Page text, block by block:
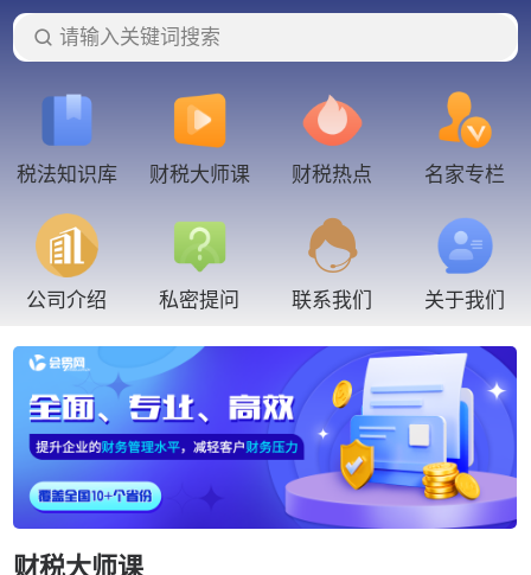
请输入关键词搜索
税法知识库 财税大师课 财税热点 名家专栏
公司介绍 私密提问 联系我们 关于我们
财税大师课